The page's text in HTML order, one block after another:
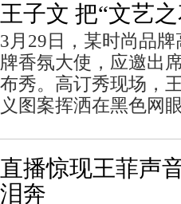
王子文 把“文艺
3月29日，某时尚品
牌香氛大使，应邀出
布秀。高订秀现场，
义图案挥洒在黑色网
直播惊现王菲声
泪奔